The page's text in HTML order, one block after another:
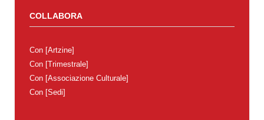
COLLABORA
Con [Artzine]
Con [Trimestrale]
Con [Associazione Culturale]
Con [Sedi]